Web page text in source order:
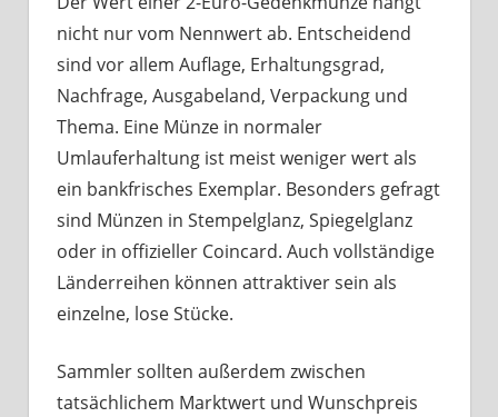
nicht nur vom Nennwert ab. Entscheidend
sind vor allem Auflage, Erhaltungsgrad,
Nachfrage, Ausgabeland, Verpackung und
Thema. Eine Münze in normaler
Umlauferhaltung ist meist weniger wert als
ein bankfrisches Exemplar. Besonders gefragt
sind Münzen in Stempelglanz, Spiegelglanz
oder in offizieller Coincard. Auch vollständige
Länderreihen können attraktiver sein als
einzelne, lose Stücke.
Sammler sollten außerdem zwischen
tatsächlichem Marktwert und Wunschpreis